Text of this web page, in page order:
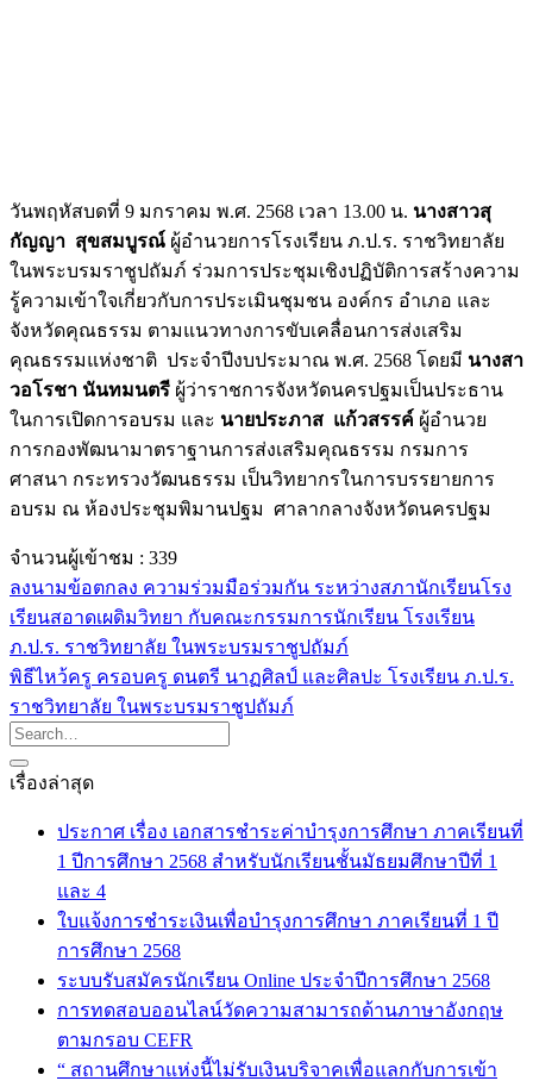
วันพฤหัสบดที่ 9 มกราคม พ.ศ. 2568 เวลา 13.00 น. นางสาวสุ
กัญญา สุขสมบูรณ์ ผู้อำนวยการโรงเรียน ภ.ป.ร. ราชวิทยาลัย
ในพระบรมราชูปถัมภ์ ร่วมการประชุมเชิงปฏิบัติการสร้างความ
รู้ความเข้าใจเกี่ยวกับการประเมินชุมชน องค์กร อำเภอ และ
จังหวัดคุณธรรม ตามแนวทางการขับเคลื่อนการส่งเสริม
คุณธรรมแห่งชาติ ประจำปีงบประมาณ พ.ศ. 2568 โดยมี นางสา
วอโรชา นันทมนตรี ผู้ว่าราชการจังหวัดนครปฐมเป็นประธาน
ในการเปิดการอบรม และ นายประภาส แก้วสรรค์ ผู้อำนวย
การกองพัฒนามาตราฐานการส่งเสริมคุณธรรม กรมการ
ศาสนา กระทรวงวัฒนธรรม เป็นวิทยากรในการบรรยายการ
อบรม ณ ห้องประชุมพิมานปฐม ศาลากลางจังหวัดนครปฐม
จำนวนผู้เข้าชม : 339
ลงนามข้อตกลง ความร่วมมือร่วมกัน ระหว่างสภานักเรียนโรง
เรียนสอาดเผดิมวิทยา กับคณะกรรมการนักเรียน โรงเรียน
ภ.ป.ร. ราชวิทยาลัย ในพระบรมราชูปถัมภ์
พิธีไหว้ครู ครอบครู ดนตรี นาฏศิลป์ และศิลปะ โรงเรียน ภ.ป.ร.
ราชวิทยาลัย ในพระบรมราชูปถัมภ์
เรื่องล่าสุด
ประกาศ เรื่อง เอกสารชำระค่าบำรุงการศึกษา ภาคเรียนที่
1 ปีการศึกษา 2568 สำหรับนักเรียนชั้นมัธยมศึกษาปีที่ 1
และ 4
ใบแจ้งการชำระเงินเพื่อบำรุงการศึกษา ภาคเรียนที่ 1 ปี
การศึกษา 2568
ระบบรับสมัครนักเรียน Online ประจำปีการศึกษา 2568
การทดสอบออนไลน์วัดความสามารถด้านภาษาอังกฤษ
ตามกรอบ CEFR
“ สถานศึกษาแห่งนี้ไม่รับเงินบริจาคเพื่อแลกกับการเข้า